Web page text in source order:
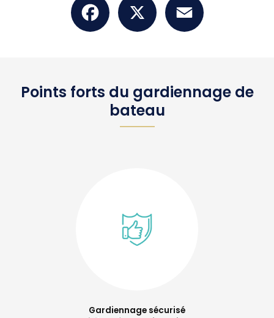
Points forts du gardiennage de
bateau
Gardiennage sécurisé